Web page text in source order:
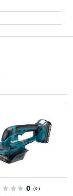
0（0）